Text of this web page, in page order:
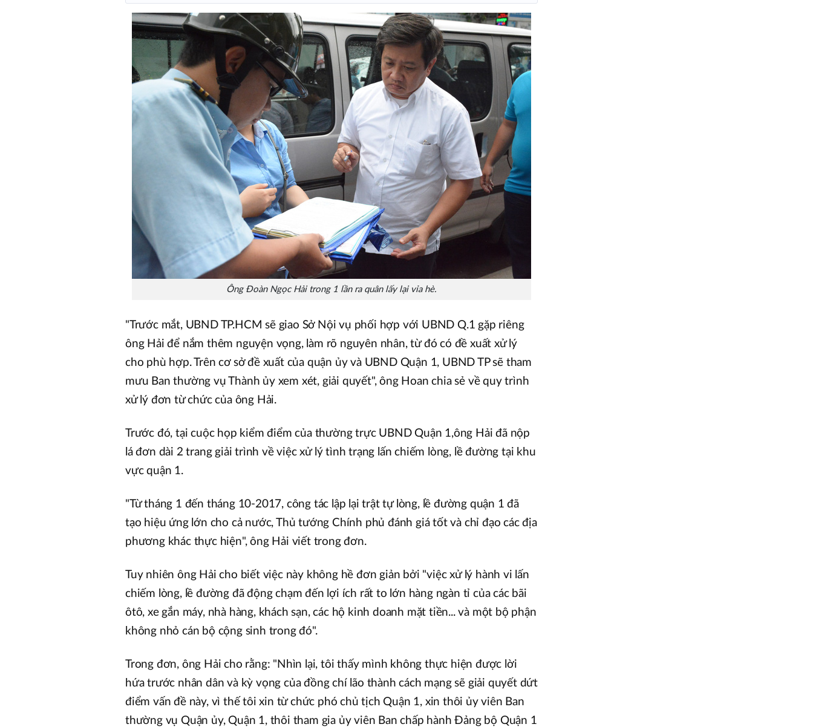
Ông Đoàn Ngọc Hải trong 1 lần ra quân lấy lại vỉa hè.
"Trước mắt, UBND TP.HCM sẽ giao Sở Nội vụ phối hợp với UBND Q.1 gặp riêng
ông Hải để nắm thêm nguyện vọng, làm rõ nguyên nhân, từ đó có đề xuất xử lý
cho phù hợp. Trên cơ sở đề xuất của quận ủy và UBND Quận 1, UBND TP sẽ tham
mưu Ban thường vụ Thành ủy xem xét, giải quyết", ông Hoan chia sẻ về quy trình
xử lý đơn từ chức của ông Hải.
Trước đó, tại cuộc họp kiểm điểm của thường trực UBND Quận 1,ông Hải đã nộp
lá đơn dài 2 trang giải trình về việc xử lý tình trạng lấn chiếm lòng, lề đường tại khu
vực quận 1.
"Từ tháng 1 đến tháng 10-2017, công tác lập lại trật tự lòng, lề đường quận 1 đã
tạo hiệu ứng lớn cho cả nước, Thủ tướng Chính phủ đánh giá tốt và chỉ đạo các địa
phương khác thực hiện", ông Hải viết trong đơn.
Tuy nhiên ông Hải cho biết việc này không hề đơn giản bởi "việc xử lý hành vi lấn
chiếm lòng, lề đường đã động chạm đến lợi ích rất to lớn hàng ngàn tỉ của các bãi
ôtô, xe gắn máy, nhà hàng, khách sạn, các hộ kinh doanh mặt tiền... và một bộ phận
không nhỏ cán bộ cộng sinh trong đó".
Trong đơn, ông Hải cho rằng: "Nhìn lại, tôi thấy mình không thực hiện được lời
hứa trước nhân dân và kỳ vọng của đồng chí lão thành cách mạng sẽ giải quyết dứt
điểm vấn đề này, vì thế tôi xin từ chức phó chủ tịch Quận 1, xin thôi ủy viên Ban
thường vụ Quận ủy, Quận 1, thôi tham gia ủy viên Ban chấp hành Đảng bộ Quận 1